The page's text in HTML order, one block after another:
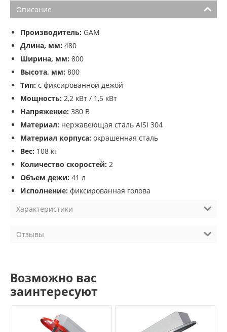
Описание
Производитель: GAM
Длина, мм: 480
Ширина, мм: 800
Высота, мм: 800
Тип: с фиксированной дежой
Мощность: 2,2 кВт / 1,5 кВт
Напряжение: 380 В
Материал: нержавеющая сталь AISI 304
Материал корпуса: окрашенная сталь
Вес: 108 кг
Количество скоростей: 2
Объем дежи: 41 л
Исполнение: фиксированная голова
Характеристики
Отзывы
Возможно вас
заинтересуют